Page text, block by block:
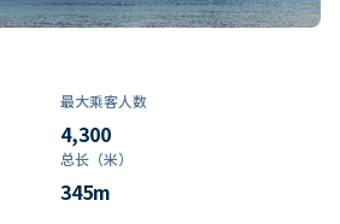
最大乘客人数
4,300
总长（米）
345m